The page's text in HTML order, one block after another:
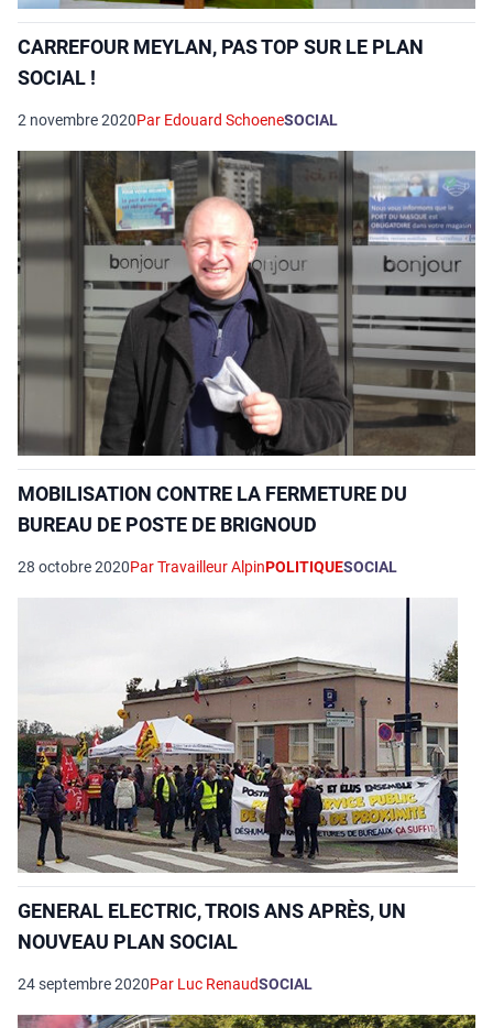
CARREFOUR MEYLAN, PAS TOP SUR LE PLAN
SOCIAL !
2 novembre 2020Par Edouard SchoeneSOCIAL
MOBILISATION CONTRE LA FERMETURE DU
BUREAU DE POSTE DE BRIGNOUD
28 octobre 2020Par Travailleur AlpinPOLITIQUESOCIAL
GENERAL ELECTRIC, TROIS ANS APRÈS, UN
NOUVEAU PLAN SOCIAL
24 septembre 2020Par Luc RenaudSOCIAL